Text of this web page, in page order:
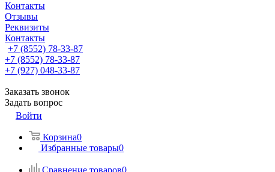
Контакты
Отзывы
Реквизиты
Контакты
+7 (8552) 78-33-87
+7 (8552) 78-33-87
+7 (927) 048-33-87
Заказать звонок
Задать вопрос
Войти
Корзина0
Избранные товары0
Сравнение товаров0